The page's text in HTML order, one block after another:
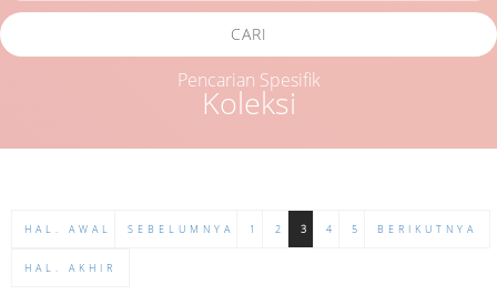
Koleksi
CARI
Pencarian Spesifik
HAL. AWAL SEBELUMNYA 1 2 3 4 5 BERIKUTNYA
HAL. AKHIR